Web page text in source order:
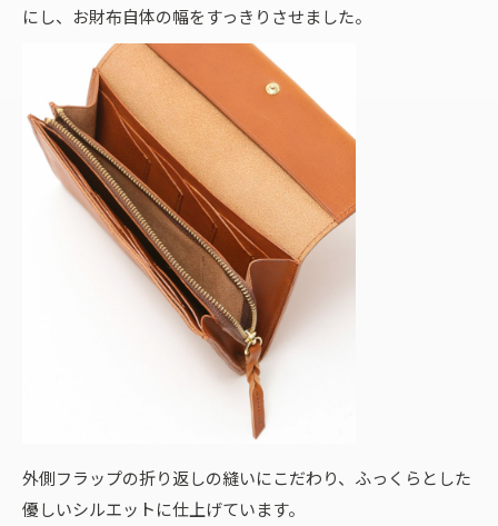
にし、お財布自体の幅をすっきりさせました。
外側フラップの折り返しの縫いにこだわり、ふっくらとした
優しいシルエットに仕上げています。